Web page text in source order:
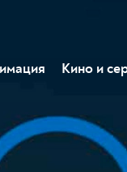
Кино и